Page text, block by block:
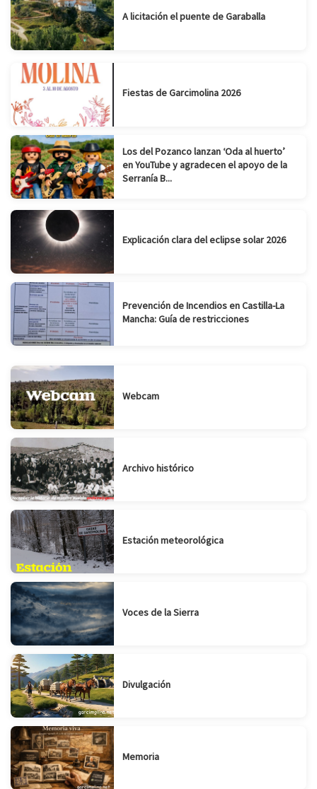
A licitación el puente de Garaballa
Fiestas de Garcimolina 2026
Los del Pozanco lanzan ‘Oda al huerto’
en YouTube y agradecen el apoyo de la
Serranía B...
Explicación clara del eclipse solar 2026
Prevención de Incendios en Castilla-La
Mancha: Guía de restricciones
Webcam
Archivo histórico
Estación meteorológica
Voces de la Sierra
Divulgación
Memoria